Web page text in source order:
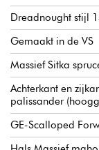
Dreadnought stijl
Gemaakt in de VS
Massief Sitka
Achterkant en
palissander
GE-Scalloped